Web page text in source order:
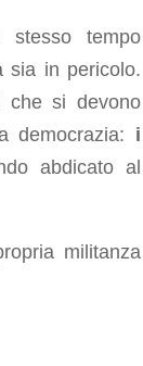
tempo
sia in pericolo.
che si devono
democrazia: i
abdicato al
militanza